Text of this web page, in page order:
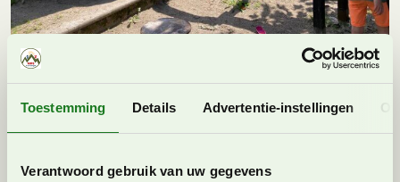
Toestemming Details Advertentie-instellingen
Verantwoord gebruik van uw gegevens
Terwijl de ouders op het terras genieten van wat
lekkers kunnen de kinderen heerlijk spelen in de grote